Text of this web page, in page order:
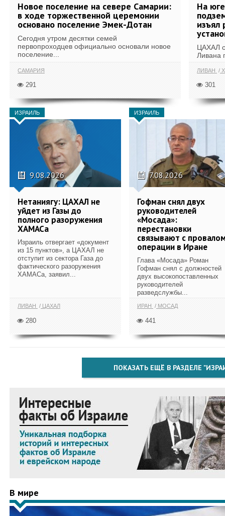
Новое поселение на севере Самарии:
в ходе торжественной церемонии
основано поселение Эмек-Дотан
Сегодня утром десятки семей
первопроходцев официально основали новое
поселение...
САМАРИЯ
291
На
изъял
ЦАХАЛ
Ливана
ЛИВАН
301
ИЗРАИЛЬ
9.08.2026
Нетаниягу: ЦАХАЛ не
уйдет из Газы до
полного разоружения
ХАМАСа
Израиль отвергает «документ
из 15 пунктов», а ЦАХАЛ не
отступит из сектора Газа до
фактического разоружения
ХАМАСа, заявил...
ЛИВАН ЦАХАЛ
280
ИЗРАИЛЬ
7.08.2026
Гофман снял двух
руководителей
«Мосада»:
перестановки
связывают с
операции в Иране
Глава «Мосада» Роман
Гофман снял с должностей
двух высокопоставленных
руководителей
разведслужбы...
ИРАН МОСАД
441
ПОКАЗАТЬ ЕЩЁ В РАЗДЕЛЕ
В мире